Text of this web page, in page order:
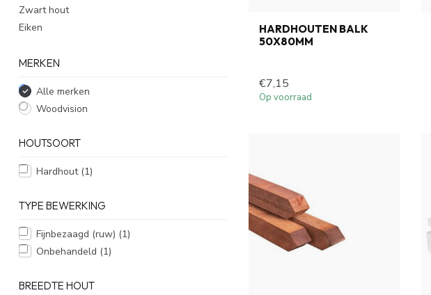
Zwart hout
Eiken
MERKEN
Alle merken
Woodvision
HOUTSOORT
Hardhout (1)
TYPE BEWERKING
Fijnbezaagd (ruw) (1)
Onbehandeld (1)
BREEDTE HOUT
HARDHOUTEN BALK
50X80MM
€7,15
Op voorraad